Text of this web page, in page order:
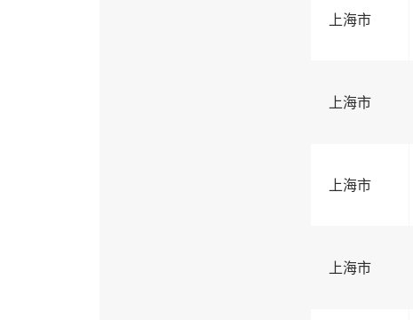
上海市
上海市
上海市
上海市